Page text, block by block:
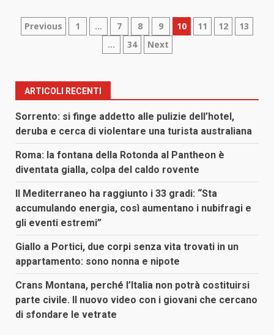
Paginazione
articoli
Previous 1 … 7 8 9 10 11 12
13
…
34 Next
ARTICOLI RECENTI
Sorrento: si finge addetto alle pulizie dell’hotel,
deruba e cerca di violentare una turista australiana
Roma: la fontana della Rotonda al Pantheon è
diventata gialla, colpa del caldo rovente
Il Mediterraneo ha raggiunto i 33 gradi: “Sta
accumulando energia, così aumentano i nubifragi e
gli eventi estremi”
Giallo a Portici, due corpi senza vita trovati in un
appartamento: sono nonna e nipote
Crans Montana, perché l’Italia non potrà costituirsi
parte civile. Il nuovo video con i giovani che cercano
di sfondare le vetrate